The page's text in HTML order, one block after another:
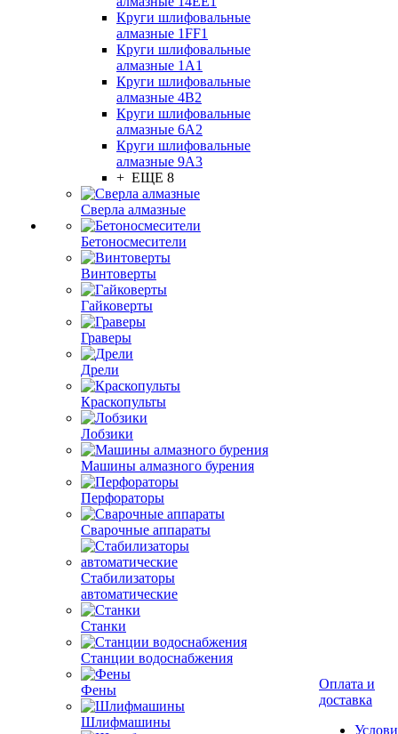
Круги шлифовальные
алмазные 1FF1
Круги шлифовальные
алмазные 1А1
Круги шлифовальные
алмазные 4В2
Круги шлифовальные
алмазные 6A2
Круги шлифовальные
алмазные 9А3
+ ЕЩЕ 8
Сверла алмазные
Бетоносмесители
Винтоверты
Гайковерты
Граверы
Дрели
Краскопульты
Лобзики
Машины алмазного бурения
Перфораторы
Сварочные аппараты
Стабилизаторы
автоматические
Станки
Станции водоснабжения
Фены
Шлифмашины
Оплата и
доставка